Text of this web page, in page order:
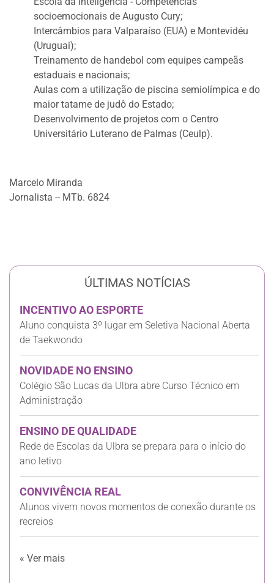
socioemocionais de Augusto Cury;
Intercâmbios para Valparaíso (EUA) e Montevidéu
(Uruguai);
Treinamento de handebol com equipes campeãs
estaduais e nacionais;
Aulas com a utilização de piscina semiolímpica e do
maior tatame de judô do Estado;
Desenvolvimento de projetos com o Centro
Universitário Luterano de Palmas (Ceulp).
Marcelo Miranda
Jornalista -- MTb. 6824
ÚLTIMAS NOTÍCIAS
INCENTIVO AO ESPORTE
Aluno conquista 3º lugar em Seletiva Nacional Aberta
de Taekwondo
NOVIDADE NO ENSINO
Colégio São Lucas da Ulbra abre Curso Técnico em
Administração
ENSINO DE QUALIDADE
Rede de Escolas da Ulbra se prepara para o início do
ano letivo
CONVIVÊNCIA REAL
Alunos vivem novos momentos de conexão durante os
recreios
« Ver mais